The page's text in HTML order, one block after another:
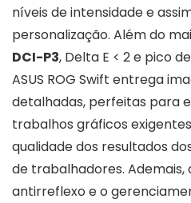
níveis de intensidade e
personalização. Além do
DCI-P3, Delta E < 2 e pico
ASUS ROG Swift entrega
detalhadas, perfeitas para
trabalhos gráficos
qualidade dos resultados
de trabalhadores.
antirreflexo e o